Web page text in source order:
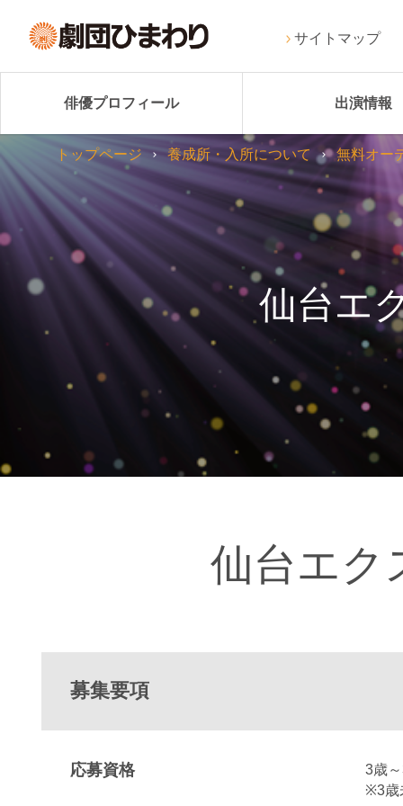
サイトマップ
俳優プロフィール 出演情報
仙台エ
トップページ 養成所・入所について 無料オー
仙台エク
募集要項
応募資格
3歳
※3歳